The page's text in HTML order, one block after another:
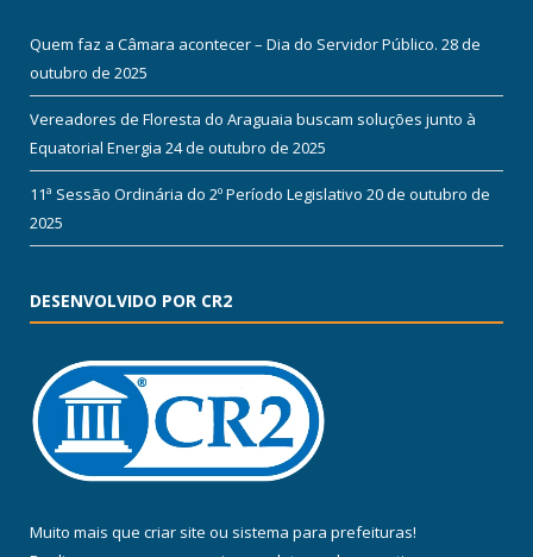
Quem faz a Câmara acontecer – Dia do Servidor Público. 28 de
outubro de 2025
Vereadores de Floresta do Araguaia buscam soluções junto à
Equatorial Energia 24 de outubro de 2025
11ª Sessão Ordinária do 2º Período Legislativo 20 de outubro de
2025
DESENVOLVIDO POR CR2
Muito mais que criar site ou sistema para prefeituras!